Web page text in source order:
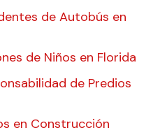
de Autobús en
de Niños en Florida
de Predios
en Construcción